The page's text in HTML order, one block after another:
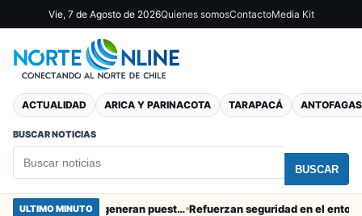
Vie, 7 de Agosto de 2026Quienes somosContactoMedia Kit
ACTUALIDAD ARICA Y PARINACOTA TARAPACÁ
BUSCAR NOTICIAS
BUSCAR
ULTIMO MINUTO Obras de Aguas del Altiplano en Arica generan puestos de trabajo Refuerzan seguridad en el entorno